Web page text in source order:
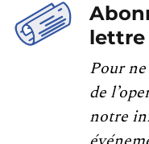
Pour
de
notre